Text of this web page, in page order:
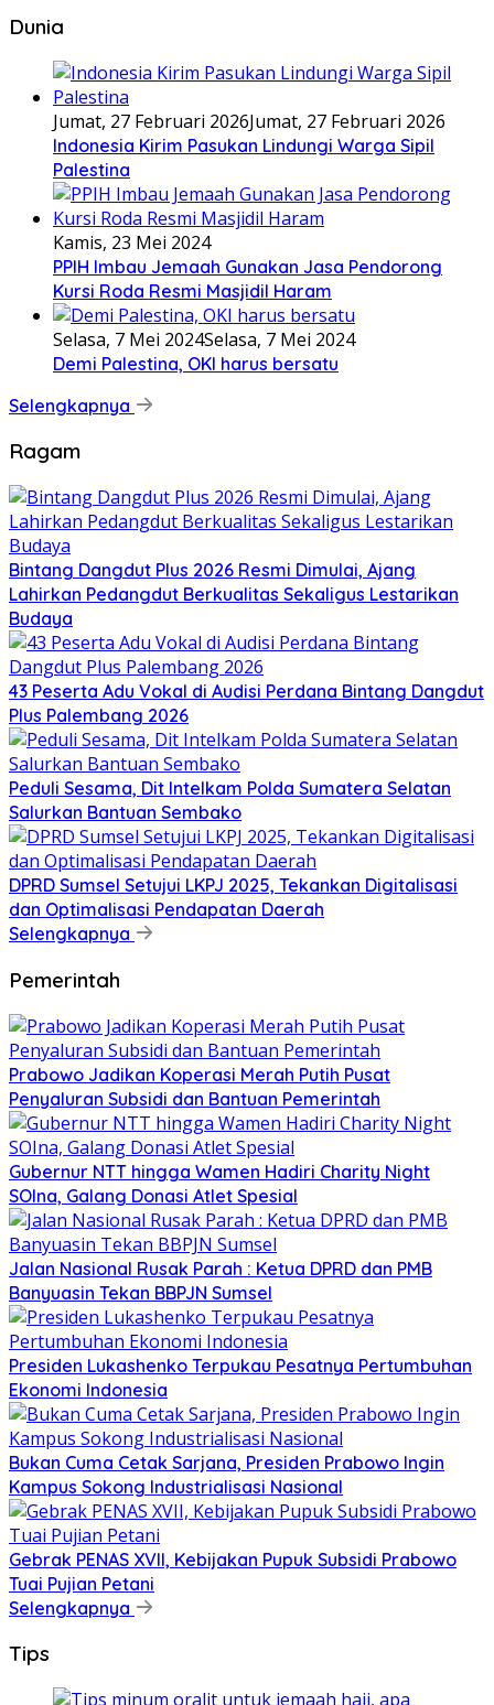
Dunia
Jumat, 27 Februari 2026Jumat, 27 Februari 2026
Indonesia Kirim Pasukan Lindungi Warga Sipil
Palestina
Kamis, 23 Mei 2024
PPIH Imbau Jemaah Gunakan Jasa Pendorong
Kursi Roda Resmi Masjidil Haram
Selasa, 7 Mei 2024Selasa, 7 Mei 2024
Demi Palestina, OKI harus bersatu
Selengkapnya
Ragam
Bintang Dangdut Plus 2026 Resmi Dimulai, Ajang
Lahirkan Pedangdut Berkualitas Sekaligus Lestarikan
Budaya
43 Peserta Adu Vokal di Audisi Perdana Bintang Dangdut
Plus Palembang 2026
Peduli Sesama, Dit Intelkam Polda Sumatera Selatan
Salurkan Bantuan Sembako
DPRD Sumsel Setujui LKPJ 2025, Tekankan Digitalisasi
dan Optimalisasi Pendapatan Daerah
Selengkapnya
Pemerintah
Prabowo Jadikan Koperasi Merah Putih Pusat
Penyaluran Subsidi dan Bantuan Pemerintah
Gubernur NTT hingga Wamen Hadiri Charity Night
SOIna, Galang Donasi Atlet Spesial
Jalan Nasional Rusak Parah : Ketua DPRD dan PMB
Banyuasin Tekan BBPJN Sumsel
Presiden Lukashenko Terpukau Pesatnya Pertumbuhan
Ekonomi Indonesia
Bukan Cuma Cetak Sarjana, Presiden Prabowo Ingin
Kampus Sokong Industrialisasi Nasional
Gebrak PENAS XVII, Kebijakan Pupuk Subsidi Prabowo
Tuai Pujian Petani
Selengkapnya
Tips